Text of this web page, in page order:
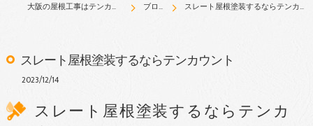
大阪の屋根工事はテンカウント ブログ スレート屋根塗装するならテンカウント
スレート屋根塗装するならテンカウント
2023/12/14
スレート屋根塗装するならテンカ